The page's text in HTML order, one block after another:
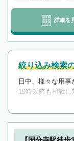
詳細を
絞り込み検索
日中、様々な用事
19時以降も相談に
遅い時間の相談
んで検索してみま